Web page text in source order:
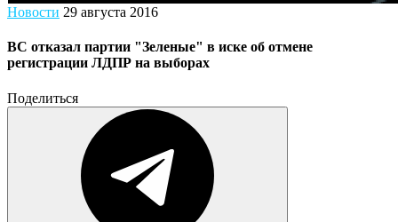
Новости 29 августа 2016
ВС отказал партии "Зеленые" в иске об отмене
регистрации ЛДПР на выборах
Поделиться